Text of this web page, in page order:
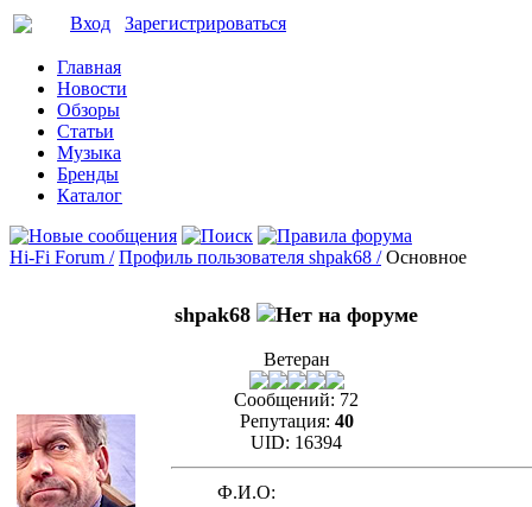
Вход Зарегистрироваться
Главная
Новости
Обзоры
Статьи
Музыка
Бренды
Каталог
Hi-Fi Forum / Профиль пользователя shpak68 / Основное
shpak68
Ветеран
Сообщений: 72
Репутация: 40
UID: 16394
Ф.И.О: